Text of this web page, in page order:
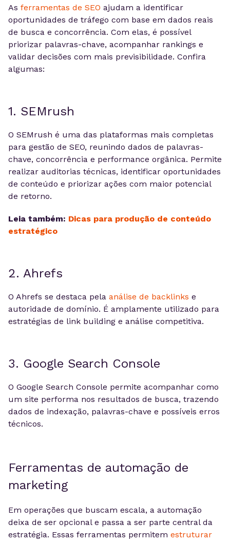
As ferramentas de SEO ajudam a identificar
oportunidades de tráfego com base em dados reais
de busca e concorrência. Com elas, é possível
priorizar palavras-chave, acompanhar rankings e
validar decisões com mais previsibilidade. Confira
algumas:
1. SEMrush
O SEMrush é uma das plataformas mais completas
para gestão de SEO, reunindo dados de palavras-
chave, concorrência e performance orgânica. Permite
realizar auditorias técnicas, identificar oportunidades
de conteúdo e priorizar ações com maior potencial
de retorno.
Leia também: Dicas para produção de conteúdo
estratégico
2. Ahrefs
O Ahrefs se destaca pela análise de backlinks e
autoridade de domínio. É amplamente utilizado para
estratégias de link building e análise competitiva.
3. Google Search Console
O Google Search Console permite acompanhar como
um site performa nos resultados de busca, trazendo
dados de indexação, palavras-chave e possíveis erros
técnicos.
Ferramentas de automação de
marketing
Em operações que buscam escala, a automação
deixa de ser opcional e passa a ser parte central da
estratégia. Essas ferramentas permitem estruturar